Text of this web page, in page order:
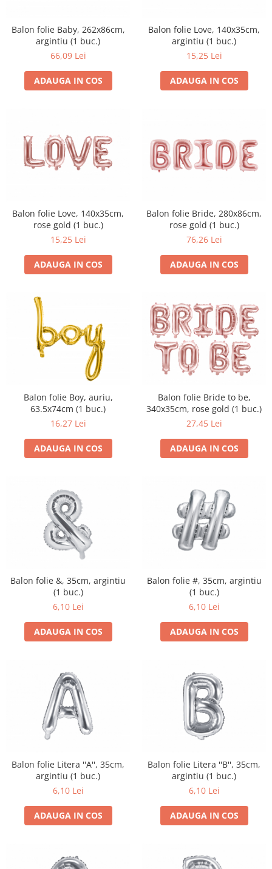
Balon folie Baby, 262x86cm,
argintiu (1 buc.)
66,09 Lei
ADAUGA IN COS
Balon folie Love, 140x35cm,
argintiu (1 buc.)
15,25 Lei
ADAUGA IN COS
Balon folie Love, 140x35cm,
rose gold (1 buc.)
15,25 Lei
ADAUGA IN COS
Balon folie Bride, 280x86cm,
rose gold (1 buc.)
76,26 Lei
ADAUGA IN COS
Balon folie Boy, auriu,
63.5x74cm (1 buc.)
16,27 Lei
ADAUGA IN COS
Balon folie Bride to be,
340x35cm, rose gold (1 buc.)
27,45 Lei
ADAUGA IN COS
Balon folie &, 35cm, argintiu
(1 buc.)
6,10 Lei
ADAUGA IN COS
Balon folie #, 35cm, argintiu
(1 buc.)
6,10 Lei
ADAUGA IN COS
Balon folie Litera ''A'', 35cm,
argintiu (1 buc.)
6,10 Lei
ADAUGA IN COS
Balon folie Litera ''B'', 35cm,
argintiu (1 buc.)
6,10 Lei
ADAUGA IN COS